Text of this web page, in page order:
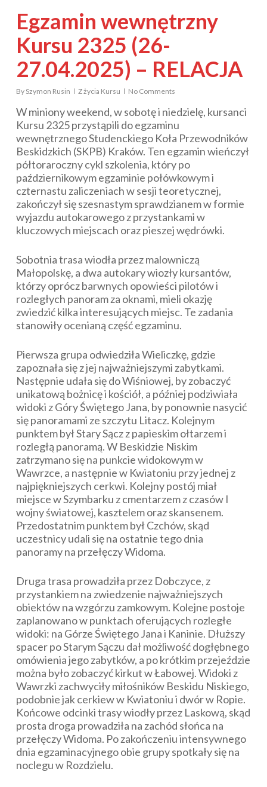
Egzamin wewnętrzny
Kursu 2325 (26-
27.04.2025) – RELACJA
By Szymon Rusin Z życia Kursu No Comments
W miniony weekend, w sobotę i niedzielę, kursanci
Kursu 2325 przystąpili do egzaminu
wewnętrznego Studenckiego Koła Przewodników
Beskidzkich (SKPB) Kraków. Ten egzamin wieńczył
półtoraroczny cykl szkolenia, który po
październikowym egzaminie połówkowym i
czternastu zaliczeniach w sesji teoretycznej,
zakończył się szesnastym sprawdzianem w formie
wyjazdu autokarowego z przystankami w
kluczowych miejscach oraz pieszej wędrówki.
Sobotnia trasa wiodła przez malowniczą
Małopolskę, a dwa autokary wiozły kursantów,
którzy oprócz barwnych opowieści pilotów i
rozległych panoram za oknami, mieli okazję
zwiedzić kilka interesujących miejsc. Te zadania
stanowiły ocenianą część egzaminu.
Pierwsza grupa odwiedziła Wieliczkę, gdzie
zapoznała się z jej najważniejszymi zabytkami.
Następnie udała się do Wiśniowej, by zobaczyć
unikatową bożnicę i kościół, a później podziwiała
widoki z Góry Świętego Jana, by ponownie nasycić
się panoramami ze szczytu Litacz. Kolejnym
punktem był Stary Sącz z papieskim ołtarzem i
rozległą panoramą. W Beskidzie Niskim
zatrzymano się na punkcie widokowym w
Wawrzce, a następnie w Kwiatoniu przy jednej z
najpiękniejszych cerkwi. Kolejny postój miał
miejsce w Szymbarku z cmentarzem z czasów I
wojny światowej, kasztelem oraz skansenem.
Przedostatnim punktem był Czchów, skąd
uczestnicy udali się na ostatnie tego dnia
panoramy na przełęczy Widoma.
Druga trasa prowadziła przez Dobczyce, z
przystankiem na zwiedzenie najważniejszych
obiektów na wzgórzu zamkowym. Kolejne postoje
zaplanowano w punktach oferujących rozległe
widoki: na Górze Świętego Jana i Kaninie. Dłuższy
spacer po Starym Sączu dał możliwość dogłębnego
omówienia jego zabytków, a po krótkim przejeździe
można było zobaczyć kirkut w Łabowej. Widoki z
Wawrzki zachwyciły miłośników Beskidu Niskiego,
podobnie jak cerkiew w Kwiatoniu i dwór w Ropie.
Końcowe odcinki trasy wiodły przez Laskową, skąd
prosta droga prowadziła na zachód słońca na
przełęczy Widoma. Po zakończeniu intensywnego
dnia egzaminacyjnego obie grupy spotkały się na
noclegu w Rozdzielu.